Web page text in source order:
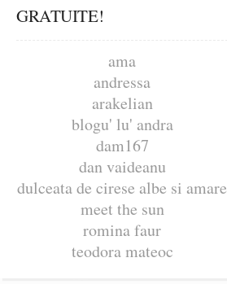
GRATUITE!
ama
andressa
arakelian
blogu' lu' andra
dam167
dan vaideanu
dulceata de cirese albe si amare
meet the sun
romina faur
teodora mateoc